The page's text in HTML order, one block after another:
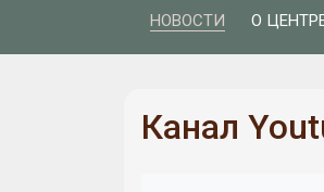
НОВОСТИ О
Канал